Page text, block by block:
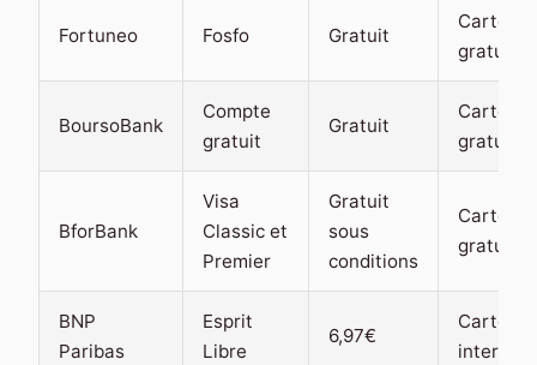
Fortuneo Fosfo Gratuit
Carte
gratuite
BoursoBank
Compte
gratuit
Gratuit
Carte
gratuite
BforBank
Visa
Classic et
Premier
Gratuit
sous
conditions
Carte
gratuite
BNP
Paribas
Esprit
Libre
6,97€
Carte